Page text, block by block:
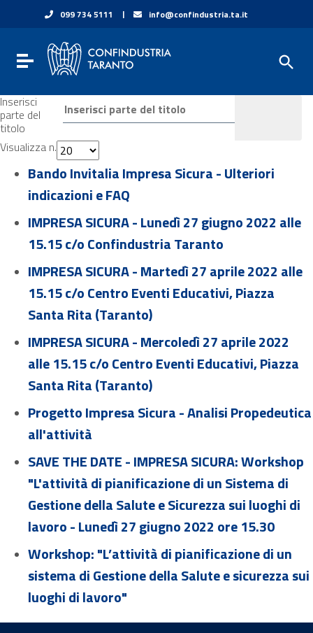
Vai ai contenuti
Vai al menu di navigazione
099 734 5111 | info@confindustria.ta.it
Toggle navigation
Inserisci
parte del
titolo
Visualizza n.
Bando Invitalia Impresa Sicura - Ulteriori
indicazioni e FAQ
IMPRESA SICURA - Lunedì 27 giugno 2022 alle
15.15 c/o Confindustria Taranto
IMPRESA SICURA - Martedì 27 aprile 2022 alle
15.15 c/o Centro Eventi Educativi, Piazza
Santa Rita (Taranto)
IMPRESA SICURA - Mercoledì 27 aprile 2022
alle 15.15 c/o Centro Eventi Educativi, Piazza
Santa Rita (Taranto)
Progetto Impresa Sicura - Analisi Propedeutica
all'attività
SAVE THE DATE - IMPRESA SICURA: Workshop
"L'attività di pianificazione di un Sistema di
Gestione della Salute e Sicurezza sui luoghi di
lavoro - Lunedì 27 giugno 2022 ore 15.30
Workshop: "L’attività di pianificazione di un
sistema di Gestione della Salute e sicurezza sui
luoghi di lavoro"